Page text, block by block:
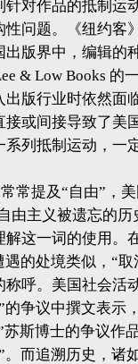
针对作品的抵制运
性问题。《纽约客
出版界中，编辑的
& Low Books 的
版行业时依然面
接或间接导致了美
系列抵制运动，一
常提及“自由”，
由主义被遗忘的
这一词的使用。
的处境类似，“
呼。美国社会活
的争议中撰文表示
苏斯博士的争议作
而追溯历史，诸